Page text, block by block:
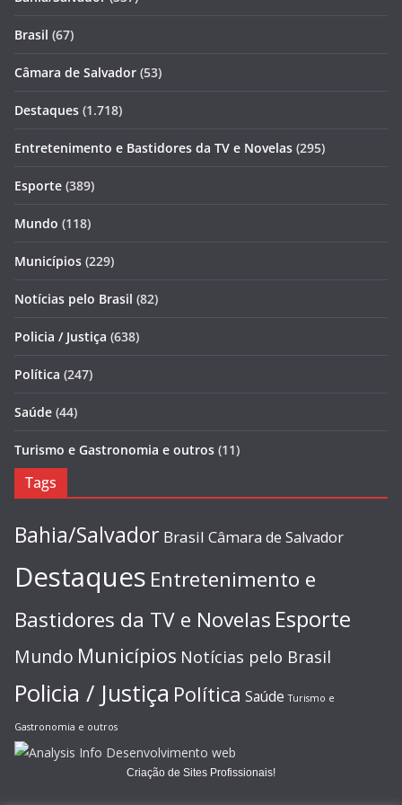
Brasil (67)
Câmara de Salvador (53)
Destaques (1.718)
Entretenimento e Bastidores da TV e Novelas (295)
Esporte (389)
Mundo (118)
Municípios (229)
Notícias pelo Brasil (82)
Policia / Justiça (638)
Política (247)
Saúde (44)
Turismo e Gastronomia e outros (11)
Tags
Bahia/Salvador Brasil Câmara de Salvador
Destaques Entretenimento e
Bastidores da TV e Novelas Esporte
Mundo Municípios Notícias pelo Brasil
Policia / Justiça Política Saúde Turismo e
Gastronomia e outros
Criação de Sites Profissionais!